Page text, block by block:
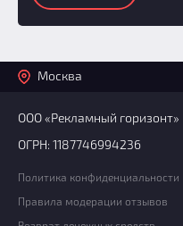
Москва
ООО «Рекламный горизонт»
ОГРН: 1187746994236
Политика конфиденциальности
Правила модерации отзывов